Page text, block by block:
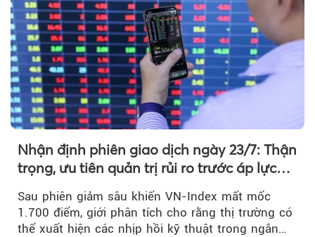
Nhận định phiên giao dịch ngày 23/7: Thận
trọng, ưu tiên quản trị rủi ro trước áp lực
Sau phiên giảm sâu khiến VN-Index mất mốc
1.700 điểm, giới phân tích cho rằng thị trường có
thể xuất hiện các nhịp hồi kỹ thuật trong ngắn